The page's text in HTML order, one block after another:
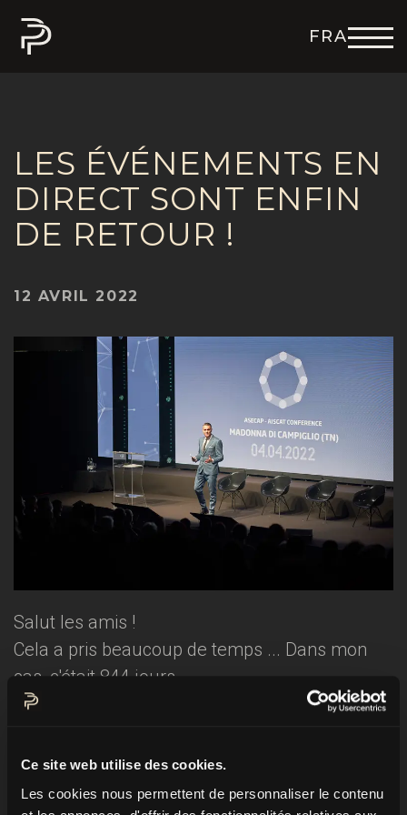
Ce site web utilise des cookies.
Les cookies nous permettent de personnaliser le contenu
LES ÉVÉNEMENTS EN
DIRECT SONT ENFIN
DE RETOUR !
12 AVRIL 2022
Salut les amis !
Cela a pris beaucoup de temps ... Dans mon
cas, c'était 844 jours …
4 avril, cette période de sécheresse a
finalement pris fin. Le 4 avril, j'ai présenté la
FRA